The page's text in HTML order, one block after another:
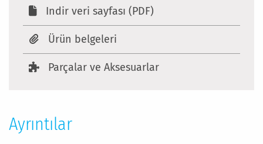
Indir veri sayfası (PDF)
Ürün belgeleri
Parçalar ve Aksesuarlar
Ayrıntılar